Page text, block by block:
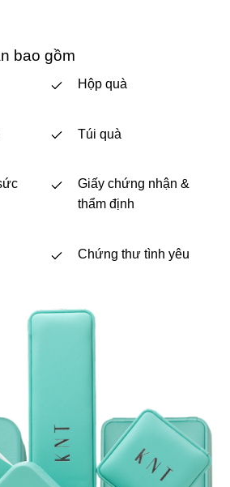
bao gồm
Hộp quà
Túi quà
Giấy chứng nhận &
thẩm định
Chứng thư tình yêu